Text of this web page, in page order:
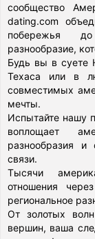
сообщество
dating.com
побережья
разнообразие,
Будь вы в суете
Техаса или в
совместимых
мечты.
Испытайте нашу
воплощает
разнообразия
связи.
Тысячи
отношения
региональное
От золотых
вершин, ваша